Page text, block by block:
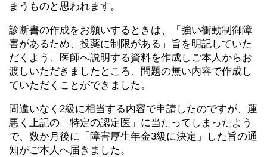
まうものと思われます。
診断書の作成をお願いするときは、「強い衝動制御障
害があるため、投薬に制限がある」旨を明記していた
だくよう、医師へ説明する資料を作成しご本人からお
渡しいただきましたところ、問題の無い内容で作成し
ていただくことができました。
間違いなく2級に相当する内容で申請したのですが、運
悪く上記の「特定の認定医」に当たってしまったよう
で、数か月後に「障害厚生年金3級に決定」した旨の通
知がご本人へ届きました。